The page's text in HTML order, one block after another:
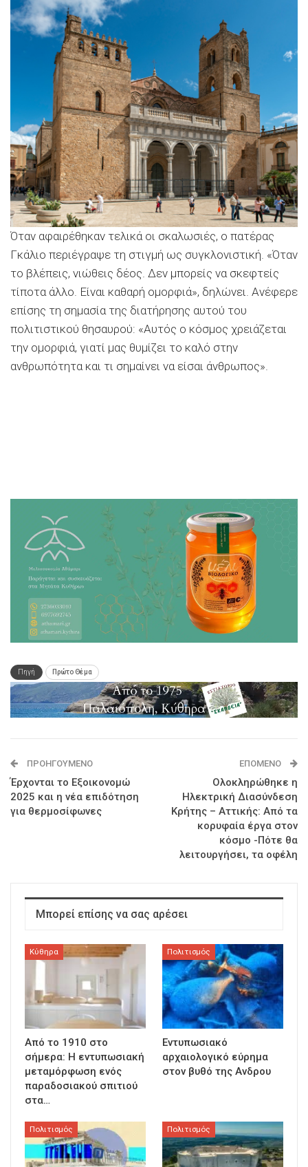
Όταν αφαιρέθηκαν τελικά οι σκαλωσιές, ο πατέρας
Γκάλιο περιέγραψε τη στιγμή ως συγκλονιστική. «Όταν
το βλέπεις, νιώθεις δέος. Δεν μπορείς να σκεφτείς
τίποτα άλλο. Είναι καθαρή ομορφιά», δηλώνει. Ανέφερε
επίσης τη σημασία της διατήρησης αυτού του
πολιτιστικού θησαυρού: «Αυτός ο κόσμος χρειάζεται
την ομορφιά, γιατί μας θυμίζει το καλό στην
ανθρωπότητα και τι σημαίνει να είσαι άνθρωπος».
Πηγή Πρώτο Θέμα
ΠΡΟΗΓΟΎΜΕΝΟ
Έρχονται το Εξοικονομώ
2025 και η νέα επιδότηση
για θερμοσίφωνες
ΕΠΌΜΕΝΟ
Ολοκληρώθηκε η
Ηλεκτρική Διασύνδεση
Κρήτης – Αττικής: Από τα
κορυφαία έργα στον
κόσμο -Πότε θα
λειτουργήσει, τα οφέλη
Μπορεί επίσης να σας αρέσει
Κύθηρα
Από το 1910 στο
σήμερα: Η εντυπωσιακή
μεταμόρφωση ενός
παραδοσιακού σπιτιού
στα…
Πολιτισμός
Εντυπωσιακό
αρχαιολογικό εύρημα
στον βυθό της Ανδρου
Πολιτισμός Πολιτισμός